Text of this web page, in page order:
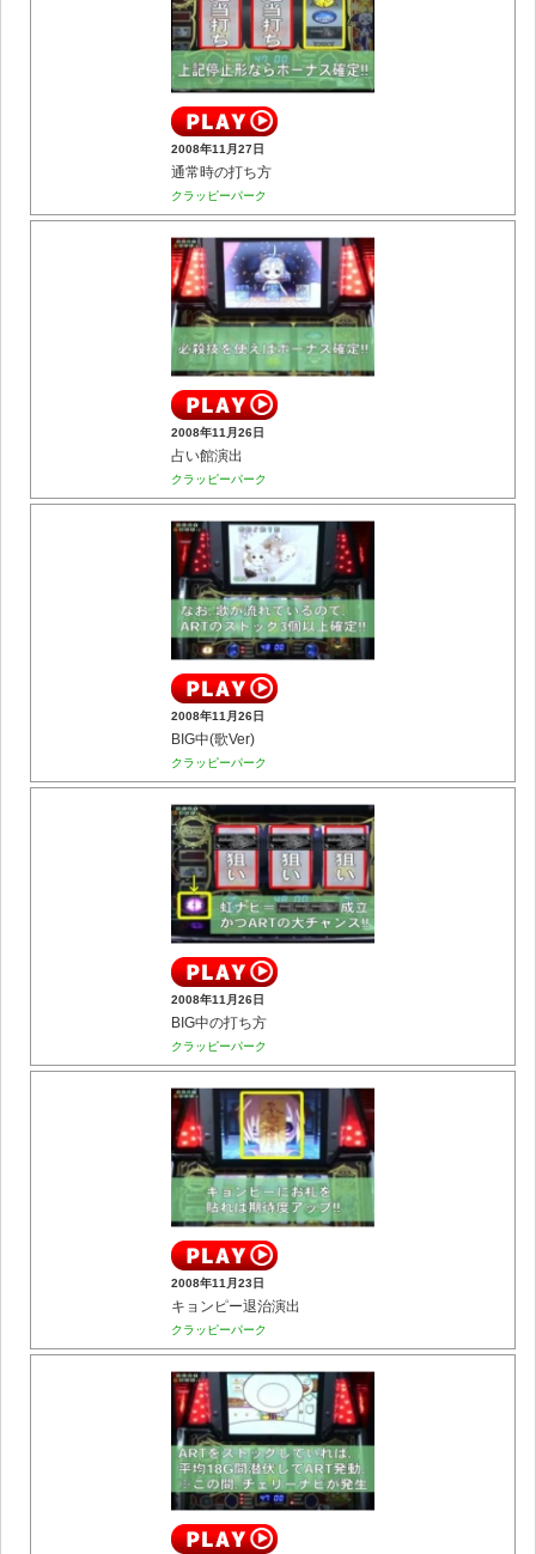
2008年11月27日
通常時の打ち方
クラッピーパーク
2008年11月26日
占い館演出
クラッピーパーク
2008年11月26日
BIG中(歌Ver)
クラッピーパーク
2008年11月26日
BIG中の打ち方
クラッピーパーク
2008年11月23日
キョンピー退治演出
クラッピーパーク